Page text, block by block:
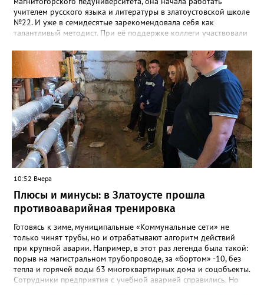
учителем русского языка и литературы в златоустовской школе
№22. И уже в семидесятые зарекомендовала себя как
талантливый методист. При её поддержке коллеги участвовали
«Благодаря её мудрому руководству в школе сформировался
сильный педагогический коллектив, объединённый общими
ценностями и любовью к своему делу. Для многих Галина
Ивановна навсегда останется не только талантливым
руководителем, но и настоящим Учителем с большой буквы», -
говорится в сообществе школы №23 во ВКонтакте. Свои
соболезнования семье Галины Ивановны выразил глава
Златоуста Олег Решетников. «Её вклад зафиксирован в
важнейших документах школы, но главное - он остался в
людях: в тех учителях, которых она поддержала, в тех
учениках, которых она вдохновила. Заслуженный учитель РФ,
«Отличник народного просвещения», обладатель медали «За
доблестный труд», Галина Ивановна оставила не только
награды и документы, но и работающий, живой механизм
школы, который продолжает жить её принципами», - говорится
в некрологе.
10:52 Вчера
Плюсы и минусы: в Златоусте прошла
противоаварийная тренировка
Готовясь к зиме, муниципальные «Коммунальные сети» не
только чинят трубы, но и отрабатывают алгоритм действий
при крупной аварии. Например, в этот раз легенда была такой:
порыв на магистральном трубопроводе, за «бортом» -10, без
тепла и горячей воды 63 многоквартирных дома и соцобъекты.
Сотрудники предприятия с учебной аварией справились. Но